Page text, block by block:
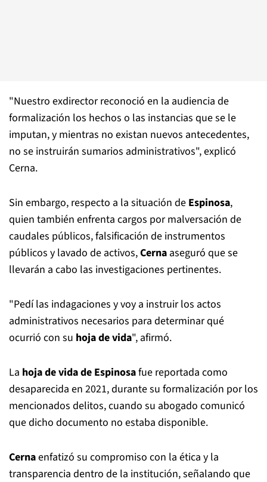
"Nuestro exdirector reconoció en la audiencia de
formalización los hechos o las instancias que se le
imputan, y mientras no existan nuevos antecedentes,
no se instruirán sumarios administrativos", explicó
Cerna.
Sin embargo, respecto a la situación de Espinosa,
quien también enfrenta cargos por malversación de
caudales públicos, falsificación de instrumentos
públicos y lavado de activos,Cerna aseguró que se
llevarán a cabo las investigaciones pertinentes.
"Pedí las indagaciones y voy a instruir los actos
administrativos necesarios para determinar qué
ocurrió con su hoja de vida", afirmó.
La hoja de vida de Espinosafue reportada como
desaparecida en 2021, durante su formalización por los
mencionados delitos, cuando su abogado comunicó
que dicho documento no estaba disponible.
Cernaenfatizó su compromiso con la ética y la
transparencia dentro de la institución, señalando que